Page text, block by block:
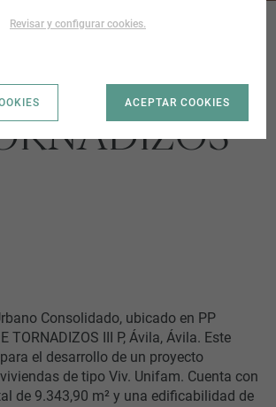
VIEJO
Consolidado, ubicado en PP
TORNADIZOS III P, Ávila, Ávila. Este
el desarrollo de un proyecto
de tipo Viv. Unifam. Cuenta con
de 9.343,90 m² y una edificabilidad de
Revisar y configurar cookies.
ACEPTAR COOKIES